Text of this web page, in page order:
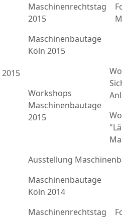
2015
Maschinenrechtstag
2015
Maschinenbautage
Köln 2015
Workshops
Maschinenbautage
2015
Ausstellung
Maschinenbautage
Köln 2014
Maschinenrechtstag